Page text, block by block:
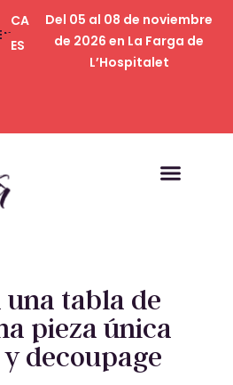
Del 05 al 08 de noviembre
de 2026 en La Farga de
L’Hospitalet
CA
ES
tabla de
pieza única
decoupage